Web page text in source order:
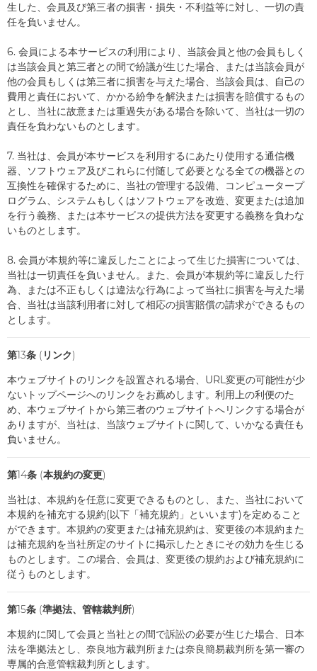
生した、会員及び第三者の損害・損失・不利益等に対し、一切の責
任を負いません。
6. 会員による本サービスの利用により、当該会員と他の会員もしく
は当該会員と第三者との間で紛議が生じた場合、または当該会員が
他の会員もしくは第三者に損害を与えた場合、当該会員は、自己の
費用と責任において、かかる紛争を解決または損害を賠償するもの
とし、当社に故意または重過失がある場合を除いて、当社は一切の
責任を負わないものとします。
7. 当社は、会員が本サービスを利用するにあたり使用する通信機
器、ソフトウェア及びこれらに付随して必要となる全ての機器との
互換性を確保するために、当社の管理する設備、コンピュータープ
ログラム、システムもしくはソフトウェアを改造、変更または追加
を行う義務、または本サービスの提供方法を変更する義務を負わな
いものとします。
8. 会員が本規約等に違反したことによって生じた損害については、
当社は一切責任を負いません。また、会員が本規約等に違反した行
為、または不正もしくは違法な行為によって当社に損害を与えた場
合、当社は当該利用者に対して相応の損害賠償の請求ができるもの
とします。
第13条 (リンク)
本ウェブサイトのリンクを設置される場合、URL変更の可能性が少
ないトップページへのリンクをお薦めします。利用上の利便のた
め、本ウェブサイトから第三者のウェブサイトへリンクする場合が
ありますが、当社は、当該ウェブサイトに関して、いかなる責任も
負いません。
第14条 (本規約の変更)
当社は、本規約を任意に変更できるものとし、また、当社において
本規約を補充する規約(以下「補充規約」といいます)を定めること
ができます。本規約の変更または補充規約は、変更後の本規約また
は補充規約を当社所定のサイトに掲示したときにその効力を生じる
ものとします。この場合、会員は、変更後の規約および補充規約に
従うものとします。
第15条 (準拠法、管轄裁判所)
本規約に関して会員と当社との間で訴訟の必要が生じた場合、日本
法を準拠法とし、奈良地方裁判所または奈良簡易裁判所を第一審の
専属的合意管轄裁判所とします。